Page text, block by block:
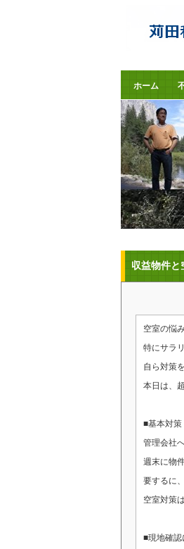
ホーム
収益物件と
空室の悩
特にサラ
自ら対策
本日は、
■基本対策
管理会社
週末に物
要するに
空室対策
■現地確認